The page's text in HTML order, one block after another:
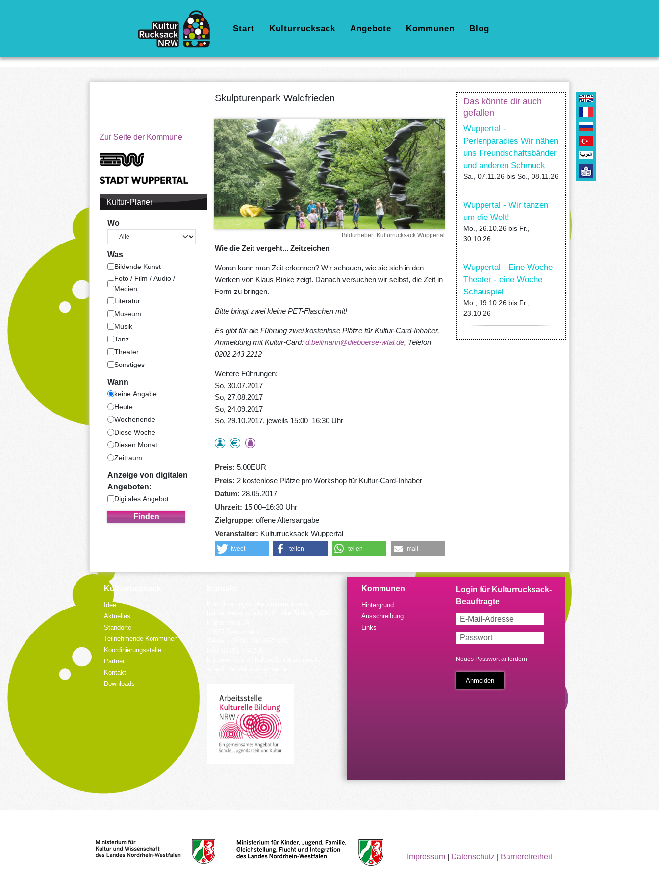
Hauptnavigation
Start Kulturrucksack Angebote Kommunen Blog
Zur Seite der Kommune
Kultur-Planer
Wo
Was
Bildende Kunst
Foto / Film / Audio /
Medien
Literatur
Museum
Musik
Tanz
Theater
Sonstiges
Wann
keine Angabe
Heute
Wochenende
Diese Woche
Diesen Monat
Zeitraum
Anzeige von digitalen
Angeboten:
Digitales Angebot
Skulpturenpark Waldfrieden
Bildurheber Kulturrucksack Wuppertal
Wie die Zeit vergeht... Zeitzeichen
Woran kann man Zeit erkennen? Wir schauen, wie sie sich in den
Werken von Klaus Rinke zeigt. Danach versuchen wir selbst, die Zeit in
Form zu bringen.
Bitte bringt zwei kleine PET-Flaschen mit!
Es gibt für die Führung zwei kostenlose Plätze für Kultur-Card-Inhaber.
Anmeldung mit Kultur-Card: d.beilmann@dieboerse-wtal.de, Telefon
0202 243 2212
Weitere Führungen:
So, 30.07.2017
So, 27.08.2017
So, 24.09.2017
So, 29.10.2017, jeweils 15:00–16:30 Uhr
Preis 5.00EUR
Preis
2 kostenlose Plätze pro Workshop für Kultur-Card-Inhaber
Datum
28.05.2017
Uhrzeit
15:00–16:30 Uhr
Zielgruppe offene Altersangabe
Veranstalter
Kulturrucksack Wuppertal
tweet teilen teilen mail
Das könnte dir auch
gefallen
Wuppertal -
Perlenparadies Wir nähen
uns Freundschaftsbänder
und anderen Schmuck
Sa., 07.11.26 bis So., 08.11.26
Wuppertal - Wir tanzen
um die Welt!
Mo., 26.10.26 bis Fr.,
30.10.26
Wuppertal - Eine Woche
Theater - eine Woche
Schauspiel
Mo., 19.10.26 bis Fr.,
23.10.26
Kulturrucksack
Idee
Aktuelles
Standorte
Teilnehmende Kommunen
Koordinierungsstelle
Partner
Kontakt
Downloads
Kommunen
Hintergrund
Ausschreibung
Links
Neues Passwort anfordern
Impressum| Datenschutz Barrierefreiheit